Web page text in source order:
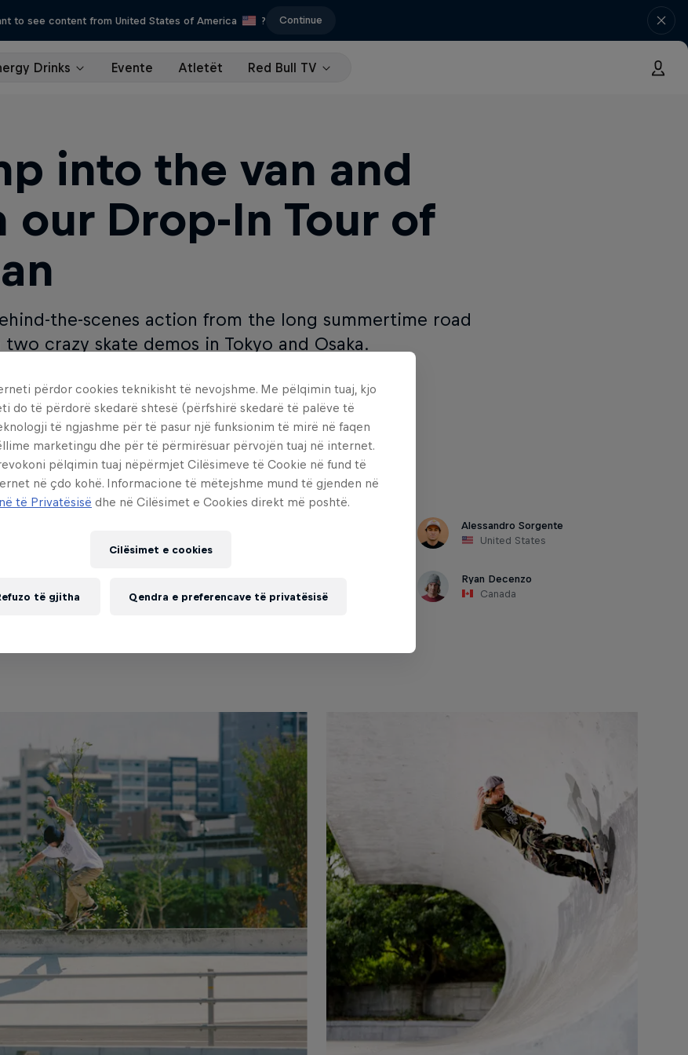
to see content from United States of America ? Continue
Drinks Evente Atletët Red Bull TV
into the van and
our Drop-In Tour of
the-scenes action from the long summertime road
crazy skate demos in Tokyo and Osaka.
Neeson
on11.10.2023 · 11:21 UTC
Alessandro Sorgente
United States
Republic
Philippines
Ryan Decenzo
Canada
përdor cookies teknikisht të nevojshme. Me pëlqimin tuaj, kjo
do të përdorë skedarë shtesë (përfshirë skedarë të palëve të
të ngjashme për të pasur një funksionim të mirë në faqen
marketingu dhe për të përmirësuar përvojën tuaj në internet.
pëlqimin tuaj nëpërmjet Cilësimeve të Cookie në fund të
në çdo kohë. Informacione të mëtejshme mund të gjenden në
të Privatësisë dhe në Cilësimet e Cookies direkt më poshtë.
Cilësimet e cookies
të gjitha Qendra e preferencave të privatësisë